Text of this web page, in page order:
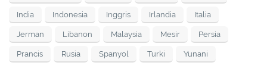
India Indonesia Inggris Irlandia Italia
Jerman Libanon Malaysia Mesir Persia
Prancis Rusia Spanyol Turki Yunani